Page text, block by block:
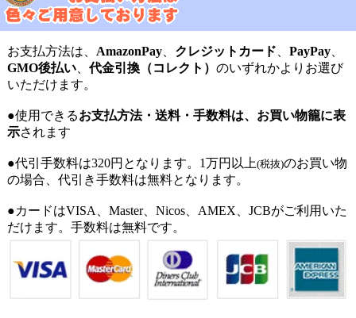
お支払方法は、 AmazonPay、 クレジットカード PayPay、
GMO後払い、代金引換（コレクト） のいずれかよりお選び
いただけます。
●使用できるお支払方法・送料・手数料は、お買い物籠に表
示されます
●代引手数料は320円となります。1万円以上(税抜)のお買い物
の場合、代引き手数料は無料となります。
●カードはVISA、Master、Nicos、AMEX、JCBがご利用いた
だけます。手数料は無料です。